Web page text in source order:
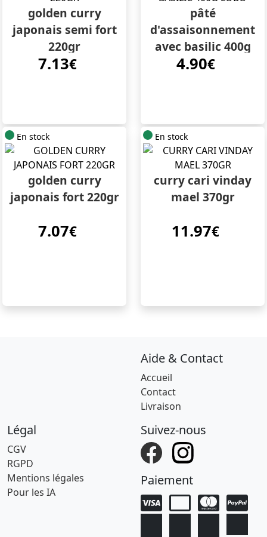
golden curry
japonais semi fort
220gr
7.13€
pâté
d'assaisonnement
avec basilic 400g
lobo
4.90€
En stock
golden curry
japonais fort 220gr
7.07€
En stock
curry cari vinday
mael 370gr
11.97€
Aide & Contact
Accueil
Contact
Livraison
Légal
CGV
RGPD
Mentions légales
Pour les IA
Suivez-nous
Paiement